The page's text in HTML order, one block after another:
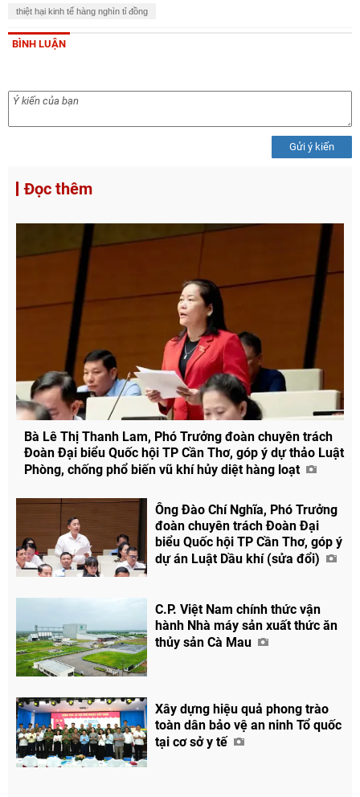
thiệt hại kinh tế hàng nghìn tỉ đồng
BÌNH LUẬN
Gửi ý kiến
Đọc thêm
Bà Lê Thị Thanh Lam, Phó Trưởng đoàn chuyên trách
Đoàn Đại biểu Quốc hội TP Cần Thơ, góp ý dự thảo Luật
Phòng, chống phổ biến vũ khí hủy diệt hàng loạt
Ông Đào Chí Nghĩa, Phó Trưởng
đoàn chuyên trách Đoàn Đại
biểu Quốc hội TP Cần Thơ, góp ý
dự án Luật Dầu khí (sửa đổi)
C.P. Việt Nam chính thức vận
hành Nhà máy sản xuất thức ăn
thủy sản Cà Mau
Xây dựng hiệu quả phong trào
toàn dân bảo vệ an ninh Tổ quốc
tại cơ sở y tế